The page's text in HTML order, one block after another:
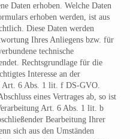
Daten erhoben. Welche Daten
erhoben werden, ist aus
Diese Daten werden
Ihres Anliegens bzw. für
technische
Rechtsgrundlage für die
Interesse an der
Art. 6 Abs. 1 lit. f DS-GVO.
eines Vertrages ab, so ist
Art. 6 Abs. 1 lit. b
Bearbeitung Ihrer
sich aus den Umständen